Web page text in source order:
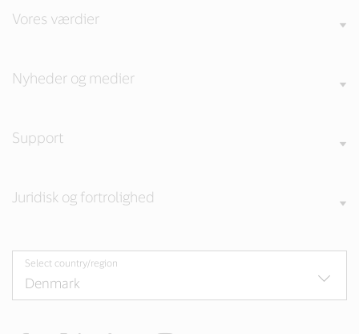
Vores værdier
Nyheder og medier
Support
Juridisk og fortrolighed
Select country/region